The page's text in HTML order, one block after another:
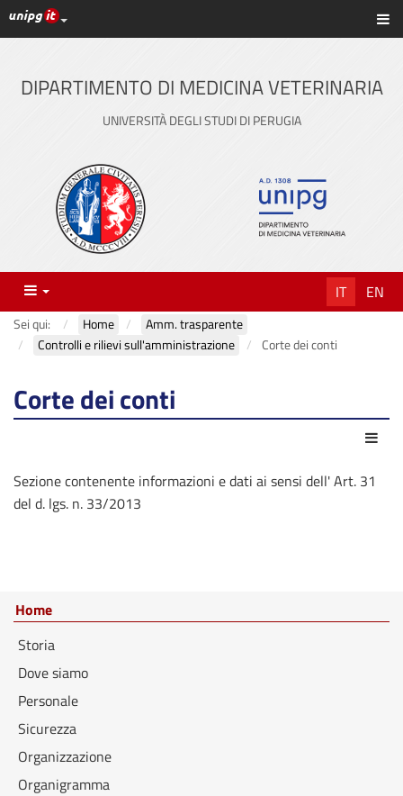
Vai
al
principale
Link ai principali servizi web di Ateneo
DIPARTIMENTO DI MEDICINA VETERINARIA
UNIVERSITÀ DEGLI STUDI DI PERUGIA
Menu IT EN
Sei qui: Home
Amm. trasparente
Controlli e rilievi sull'amministrazione
Corte dei conti
Corte dei conti
Sezione contenente informazioni e dati ai sensi dell' Art. 31
del d. lgs. n. 33/2013
Home
Storia
Dove siamo
Personale
Sicurezza
Organizzazione
Organigramma